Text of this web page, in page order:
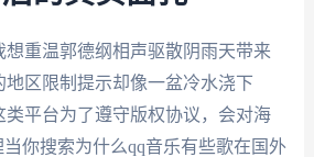
想重温郭德纲相声驱散阴雨天带来
地区限制提示却像一盆冷水浇下
类平台为了遵守版权协议，会对海
你搜索为什么qq音乐有些歌在国外